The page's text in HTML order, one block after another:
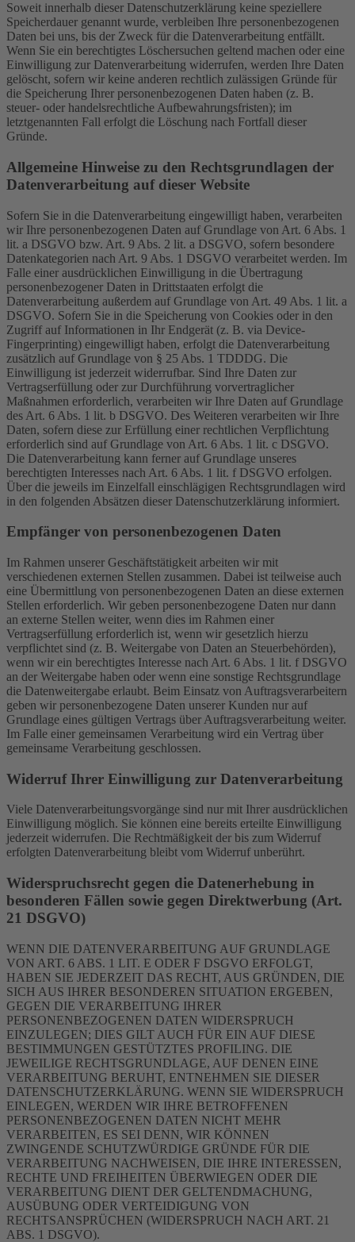
Soweit innerhalb dieser Datenschutzerklärung keine speziellere
Speicherdauer genannt wurde, verbleiben Ihre personenbezogenen
Daten bei uns, bis der Zweck für die Datenverarbeitung entfällt.
Wenn Sie ein berechtigtes Löschersuchen geltend machen oder eine
Einwilligung zur Datenverarbeitung widerrufen, werden Ihre Daten
gelöscht, sofern wir keine anderen rechtlich zulässigen Gründe für
die Speicherung Ihrer personenbezogenen Daten haben (z. B.
steuer- oder handelsrechtliche Aufbewahrungsfristen); im
letztgenannten Fall erfolgt die Löschung nach Fortfall dieser
Gründe.
Allgemeine Hinweise zu den Rechtsgrundlagen der
Datenverarbeitung auf dieser Website
Sofern Sie in die Datenverarbeitung eingewilligt haben, verarbeiten
wir Ihre personenbezogenen Daten auf Grundlage von Art. 6 Abs. 1
lit. a DSGVO bzw. Art. 9 Abs. 2 lit. a DSGVO, sofern besondere
Datenkategorien nach Art. 9 Abs. 1 DSGVO verarbeitet werden. Im
Falle einer ausdrücklichen Einwilligung in die Übertragung
personenbezogener Daten in Drittstaaten erfolgt die
Datenverarbeitung außerdem auf Grundlage von Art. 49 Abs. 1 lit. a
DSGVO. Sofern Sie in die Speicherung von Cookies oder in den
Zugriff auf Informationen in Ihr Endgerät (z. B. via Device-
Fingerprinting) eingewilligt haben, erfolgt die Datenverarbeitung
zusätzlich auf Grundlage von § 25 Abs. 1 TDDDG. Die
Einwilligung ist jederzeit widerrufbar. Sind Ihre Daten zur
Vertragserfüllung oder zur Durchführung vorvertraglicher
Maßnahmen erforderlich, verarbeiten wir Ihre Daten auf Grundlage
des Art. 6 Abs. 1 lit. b DSGVO. Des Weiteren verarbeiten wir Ihre
Daten, sofern diese zur Erfüllung einer rechtlichen Verpflichtung
erforderlich sind auf Grundlage von Art. 6 Abs. 1 lit. c DSGVO.
Die Datenverarbeitung kann ferner auf Grundlage unseres
berechtigten Interesses nach Art. 6 Abs. 1 lit. f DSGVO erfolgen.
Über die jeweils im Einzelfall einschlägigen Rechtsgrundlagen wird
in den folgenden Absätzen dieser Datenschutzerklärung informiert.
Empfänger von personenbezogenen Daten
Im Rahmen unserer Geschäftstätigkeit arbeiten wir mit
verschiedenen externen Stellen zusammen. Dabei ist teilweise auch
eine Übermittlung von personenbezogenen Daten an diese externen
Stellen erforderlich. Wir geben personenbezogene Daten nur dann
an externe Stellen weiter, wenn dies im Rahmen einer
Vertragserfüllung erforderlich ist, wenn wir gesetzlich hierzu
verpflichtet sind (z. B. Weitergabe von Daten an Steuerbehörden),
wenn wir ein berechtigtes Interesse nach Art. 6 Abs. 1 lit. f DSGVO
an der Weitergabe haben oder wenn eine sonstige Rechtsgrundlage
die Datenweitergabe erlaubt. Beim Einsatz von Auftragsverarbeitern
geben wir personenbezogene Daten unserer Kunden nur auf
Grundlage eines gültigen Vertrags über Auftragsverarbeitung weiter.
Im Falle einer gemeinsamen Verarbeitung wird ein Vertrag über
gemeinsame Verarbeitung geschlossen.
Widerruf Ihrer Einwilligung zur Datenverarbeitung
Viele Datenverarbeitungsvorgänge sind nur mit Ihrer ausdrücklichen
Einwilligung möglich. Sie können eine bereits erteilte Einwilligung
jederzeit widerrufen. Die Rechtmäßigkeit der bis zum Widerruf
erfolgten Datenverarbeitung bleibt vom Widerruf unberührt.
Widerspruchsrecht gegen die Datenerhebung in
besonderen Fällen sowie gegen Direktwerbung (Art.
21 DSGVO)
WENN DIE DATENVERARBEITUNG AUF GRUNDLAGE
VON ART. 6 ABS. 1 LIT. E ODER F DSGVO ERFOLGT,
HABEN SIE JEDERZEIT DAS RECHT, AUS GRÜNDEN, DIE
SICH AUS IHRER BESONDEREN SITUATION ERGEBEN,
GEGEN DIE VERARBEITUNG IHRER
PERSONENBEZOGENEN DATEN WIDERSPRUCH
EINZULEGEN; DIES GILT AUCH FÜR EIN AUF DIESE
BESTIMMUNGEN GESTÜTZTES PROFILING. DIE
JEWEILIGE RECHTSGRUNDLAGE, AUF DENEN EINE
VERARBEITUNG BERUHT, ENTNEHMEN SIE DIESER
DATENSCHUTZERKLÄRUNG. WENN SIE WIDERSPRUCH
EINLEGEN, WERDEN WIR IHRE BETROFFENEN
PERSONENBEZOGENEN DATEN NICHT MEHR
VERARBEITEN, ES SEI DENN, WIR KÖNNEN
ZWINGENDE SCHUTZWÜRDIGE GRÜNDE FÜR DIE
VERARBEITUNG NACHWEISEN, DIE IHRE INTERESSEN,
RECHTE UND FREIHEITEN ÜBERWIEGEN ODER DIE
VERARBEITUNG DIENT DER GELTENDMACHUNG,
AUSÜBUNG ODER VERTEIDIGUNG VON
RECHTSANSPRÜCHEN (WIDERSPRUCH NACH ART. 21
ABS. 1 DSGVO).